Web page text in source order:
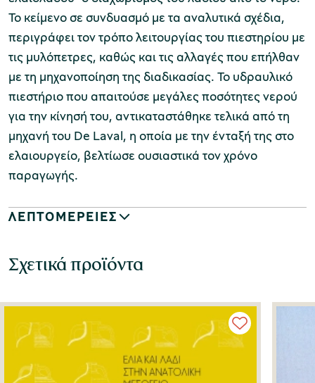
Το κείμενο σε συνδυασμό με τα αναλυτικά σχέδια,
περιγράφει τον τρόπο λειτουργίας του πιεστηρίου με
τις μυλόπετρες, καθώς και τις αλλαγές που επήλθαν
με τη μηχανοποίηση της διαδικασίας. Το υδραυλικό
πιεστήριο που απαιτούσε μεγάλες ποσότητες νερού
για την κίνησή του, αντικαταστάθηκε τελικά από τη
μηχανή του De Laval, η οποία με την ένταξή της στο
ελαιουργείο, βελτίωσε ουσιαστικά τον χρόνο
παραγωγής.
ΛΕΠΤΟΜΕΡΕΙΕΣ
Σχετικά προϊόντα